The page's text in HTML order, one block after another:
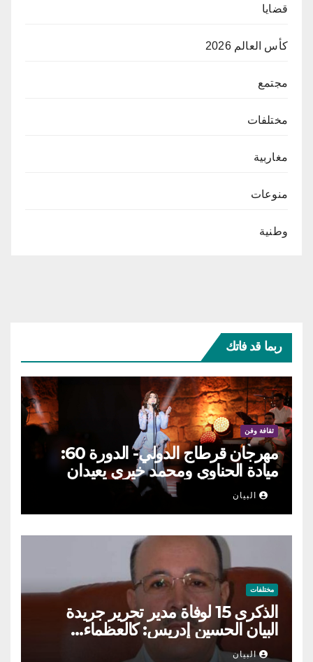
قضايا
كأس العالم 2026
مجتمع
مختلفات
مغاربية
منوعات
وطنية
ربما قد فاتك
ثقافة وفن
مهرجان قرطاج الدولي- الدورة 60:
ميادة الحناوي ومحمد خيري يعيدان
الطرب السوري إلى ركح قرطاج
البيان
مختلفات
الذكرى 15 لوفاة مدير تحرير جريدة
البيان الحسين إدريس: كالعظماء…
عاش شامخا ورحل واقفا
البيان